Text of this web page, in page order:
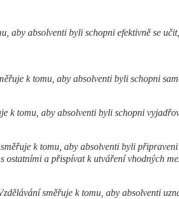
aby absolventi byli schopni efektivně se
k tomu, aby absolventi byli schopni
k tomu, aby absolventi byli schopni
k tomu, aby absolventi byli
ostatními a přispívat k utváření vhodných
směřuje k tomu, aby absolventi